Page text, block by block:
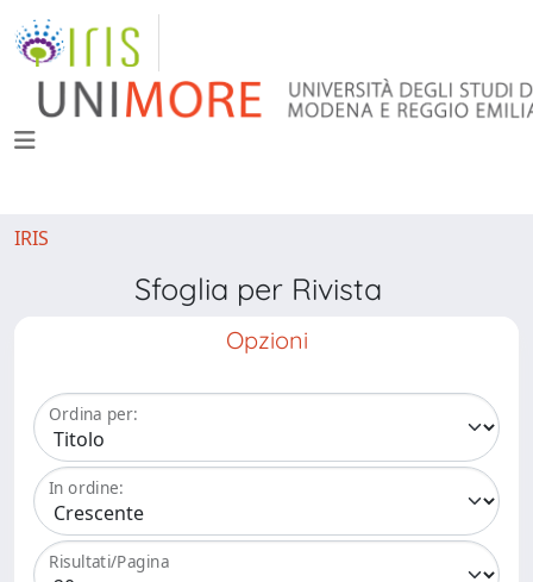
IRIS
Sfoglia per Rivista
Opzioni
Ordina per:
In ordine:
Risultati/Pagina